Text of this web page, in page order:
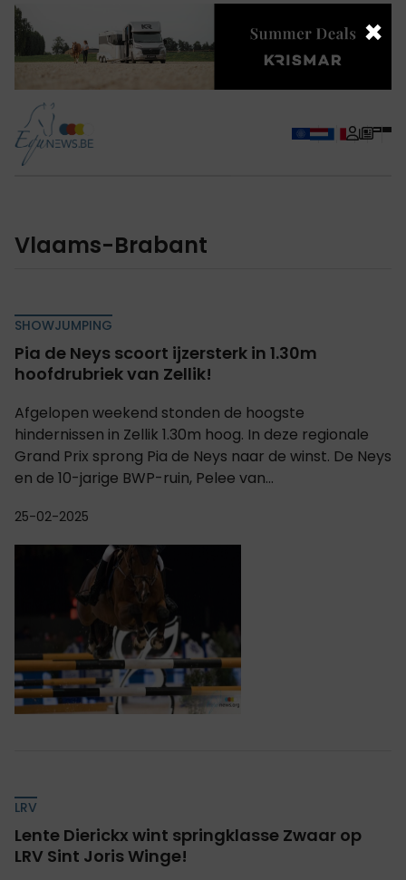
Vlaams-Brabant
SHOWJUMPING
Pia de Neys scoort ijzersterk in 1.30m
hoofdrubriek van Zellik!
Afgelopen weekend stonden de hoogste
hindernissen in Zellik 1.30m hoog. In deze regionale
Grand Prix sprong Pia de Neys naar de winst. De Neys
en de 10-jarige BWP-ruin, Pelee van...
25-02-2025
LRV
Lente Dierickx wint springklasse Zwaar op
LRV Sint Joris Winge!
×